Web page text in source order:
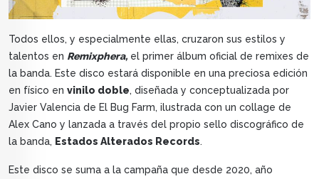
Todos ellos, y especialmente ellas, cruzaron sus estilos y
talentos en Remixphera, el primer álbum oficial de remixes de
la banda. Este disco estará disponible en una preciosa edición
en físico en vinilo doble, diseñada y conceptualizada por
Javier Valencia de El Bug Farm, ilustrada con un collage de
Alex Cano y lanzada a través del propio sello discográfico de
la banda, Estados Alterados Records.
Este disco se suma a la campaña que desde 2020, año